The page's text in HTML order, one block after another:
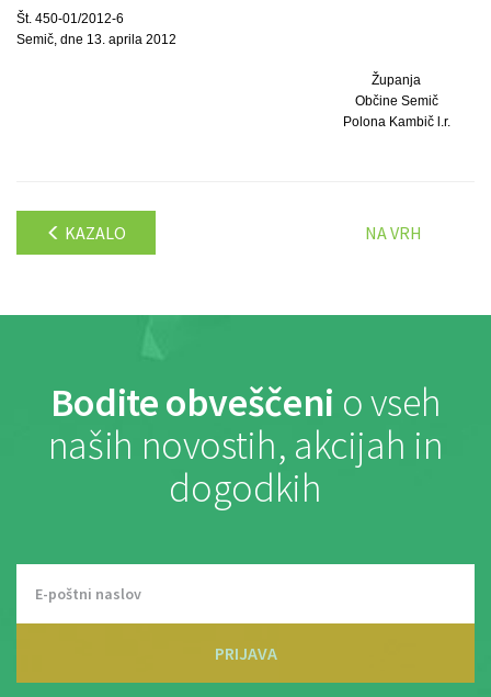
Št. 450-01/2012-6
Semič, dne 13. aprila 2012
Županja
Občine Semič
Polona Kambič l.r.
KAZALO NA VRH
Bodite obveščeni o vseh
naših novostih, akcijah in
dogodkih
PRIJAVA